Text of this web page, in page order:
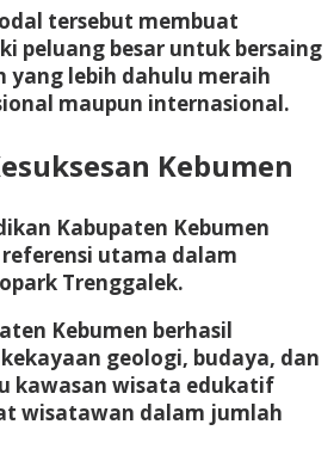
tersebut membuat
peluang besar untuk bersaing
yang lebih dahulu meraih
maupun internasional.
Kebumen
Kabupaten Kebumen
utama dalam
Trenggalek.
Kebumen berhasil
geologi, budaya, dan
kawasan wisata edukatif
wisatawan dalam jumlah